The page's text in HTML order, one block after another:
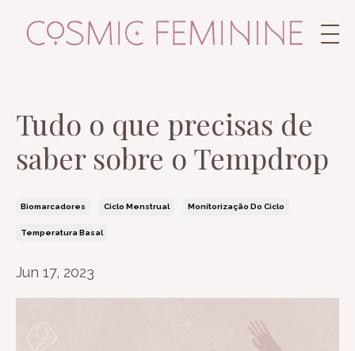
Tudo o que precisas de
saber sobre o Tempdrop
Biomarcadores Ciclo Menstrual Monitorização Do Ciclo
Temperatura Basal
Jun 17, 2023